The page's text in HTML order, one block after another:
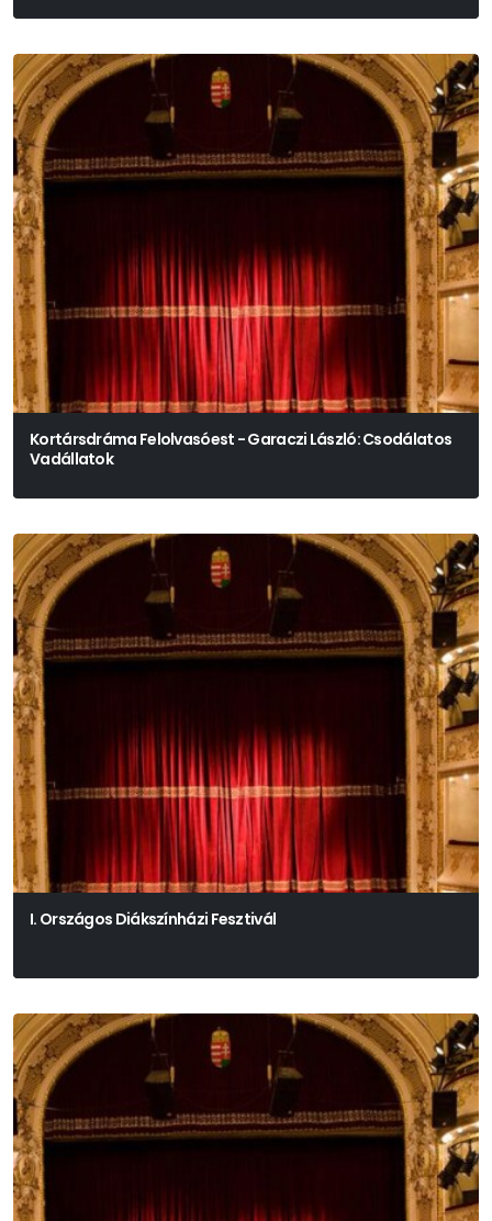
Babits Mihály
Kortársdráma Felolvasóest - Garaczi László: Csodálatos
Vadállatok
I. Országos Diákszínházi Fesztivál